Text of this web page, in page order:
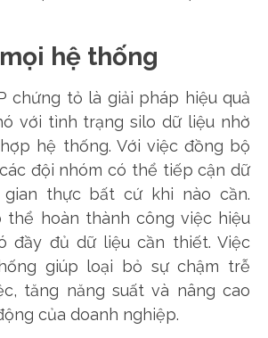
hệ thống
chứng tỏ là giải pháp hiệu quả
với tình trạng silo dữ liệu nhờ
hệ thống. Với việc đồng bộ
đội nhóm có thể tiếp cận dữ
thực bất cứ khi nào cần.
thể hoàn thành công việc hiệu
đầy đủ dữ liệu cần thiết. Việc
giúp loại bỏ sự chậm trễ
tăng năng suất và nâng cao
của doanh nghiệp.